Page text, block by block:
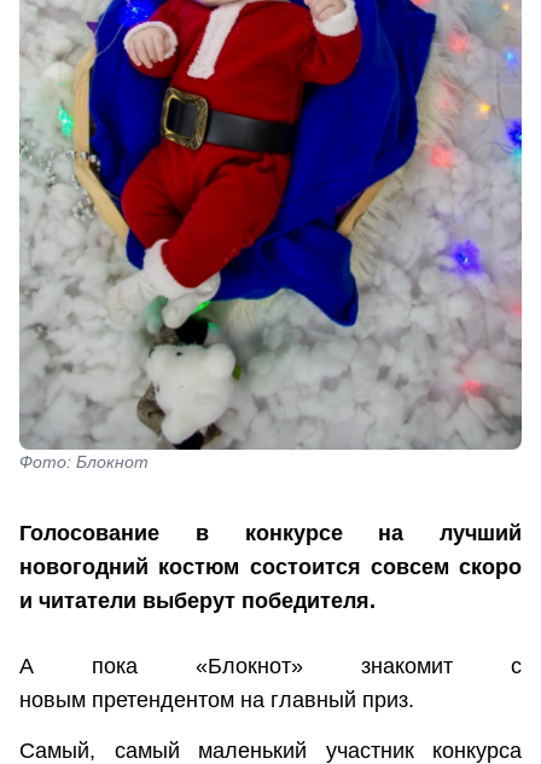
Фото: Блокнот
Голосование в конкурсе на лучший
новогодний костюм состоится совсем скоро
и читатели выберут победителя.
А пока «Блокнот» знакомит с
новым претендентом на главный приз.
Самый, самый маленький участник конкурса